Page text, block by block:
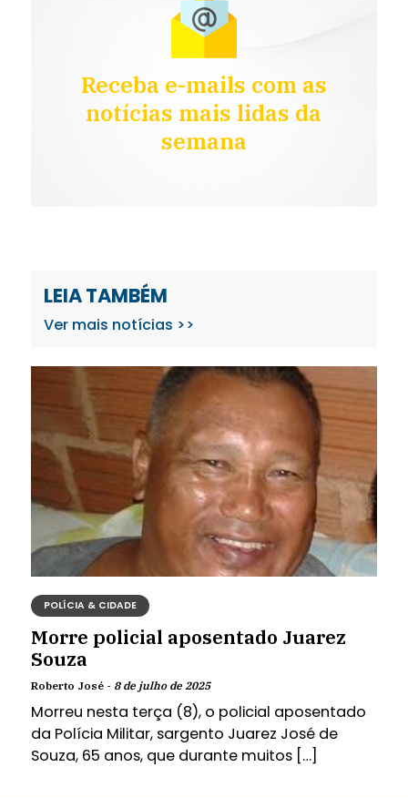
Receba e-mails com as
notícias mais lidas da
semana
LEIA TAMBÉM
Ver mais notícias >>
POLÍCIA & CIDADE
Morre policial aposentado Juarez
Souza
Roberto José - 8 de julho de 2025
Morreu nesta terça (8), o policial aposentado
da Polícia Militar, sargento Juarez José de
Souza, 65 anos, que durante muitos […]